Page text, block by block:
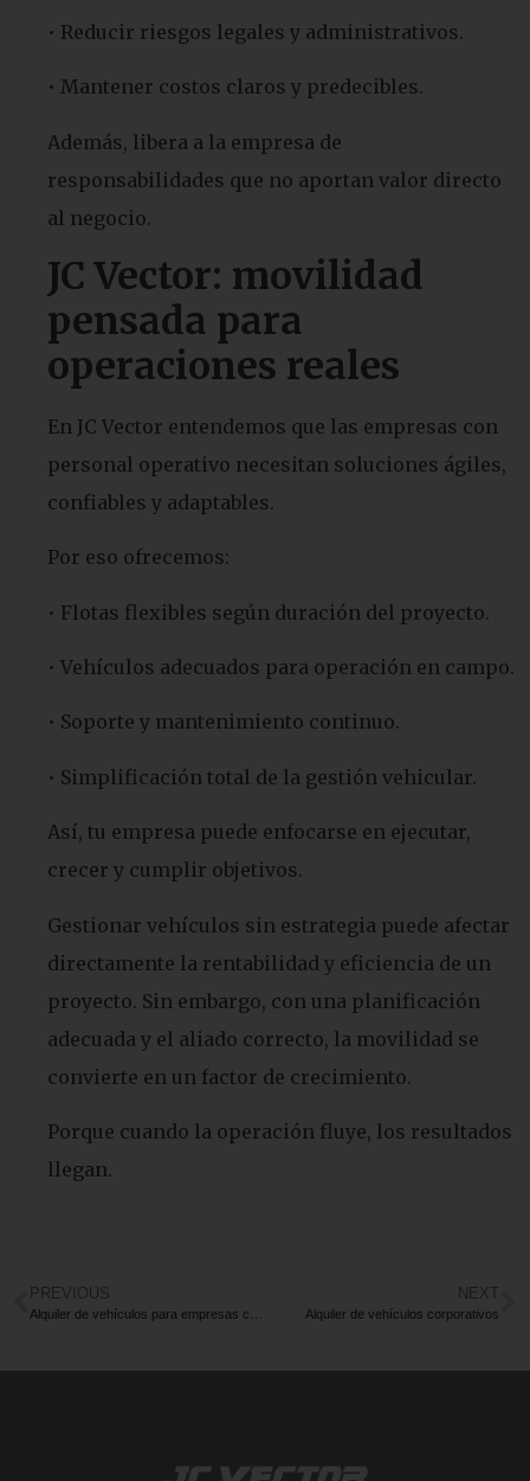
• Reducir riesgos legales y administrativos.
• Mantener costos claros y predecibles.
Además, libera a la empresa de
responsabilidades que no aportan valor directo
al negocio.
JC Vector: movilidad
pensada para
operaciones reales
En JC Vector entendemos que las empresas con
personal operativo necesitan soluciones ágiles,
confiables y adaptables.
Por eso ofrecemos:
• Flotas flexibles según duración del proyecto.
• Vehículos adecuados para operación en campo.
• Soporte y mantenimiento continuo.
• Simplificación total de la gestión vehicular.
Así, tu empresa puede enfocarse en ejecutar,
crecer y cumplir objetivos.
Gestionar vehículos sin estrategia puede afectar
directamente la rentabilidad y eficiencia de un
proyecto. Sin embargo, con una planificación
adecuada y el aliado correcto, la movilidad se
convierte en un factor de crecimiento.
Porque cuando la operación fluye, los resultados
llegan.
PREVIOUS
Alquiler de vehículos para empresas con personal operativo en campo
NEXT
Alquiler de vehículos corporativos